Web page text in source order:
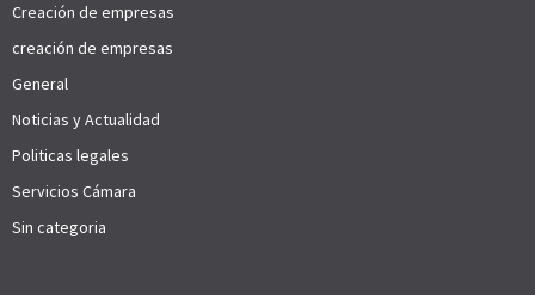
Creación de empresas
creación de empresas
General
Noticias y Actualidad
Politicas legales
Servicios Cámara
Sin categoria